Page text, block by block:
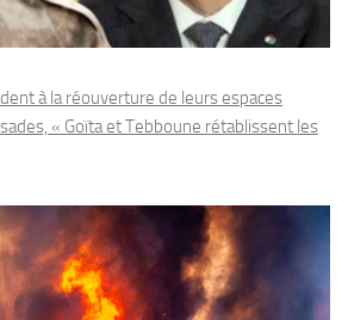
à la réouverture de leurs espaces
« Goïta et Tebboune rétablissent les